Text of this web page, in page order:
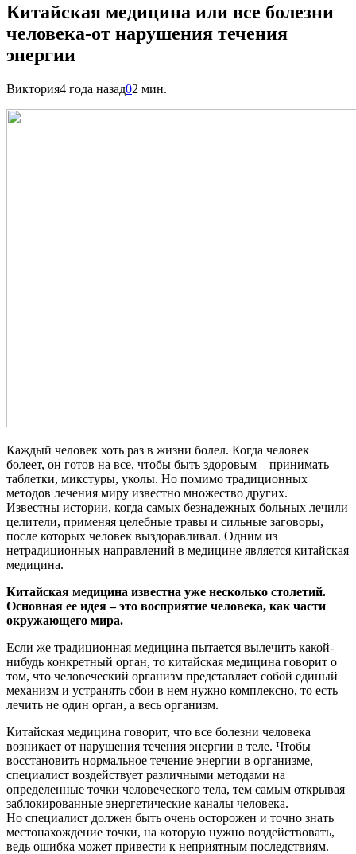
Китайская медицина или все болезни
человека-от нарушения течения
энергии
Виктория4 года назад02 мин.
Каждый человек хоть раз в жизни болел. Когда человек
болеет, он готов на все, чтобы быть здоровым – принимать
таблетки, микстуры, уколы. Но помимо традиционных
методов лечения миру известно множество других.
Известны истории, когда самых безнадежных больных лечили
целители, применяя целебные травы и сильные заговоры,
после которых человек выздоравливал. Одним из
нетрадиционных направлений в медицине является китайская
медицина.
Китайская медицина известна уже несколько столетий.
Основная ее идея – это восприятие человека, как части
окружающего мира.
Если же традиционная медицина пытается вылечить какой-
нибудь конкретный орган, то китайская медицина говорит о
том, что человеческий организм представляет собой единый
механизм и устранять сбои в нем нужно комплексно, то есть
лечить не один орган, а весь организм.
Китайская медицина говорит, что все болезни человека
возникает от нарушения течения энергии в теле. Чтобы
восстановить нормальное течение энергии в организме,
специалист воздействует различными методами на
определенные точки человеческого тела, тем самым открывая
заблокированные энергетические каналы человека.
Но специалист должен быть очень осторожен и точно знать
местонахождение точки, на которую нужно воздействовать,
ведь ошибка может привести к неприятным последствиям.